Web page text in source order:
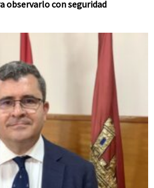
observarlo con seguridad